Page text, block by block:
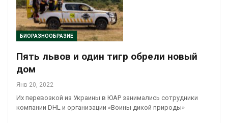
БИОРАЗНООБРАЗИЕ
Пять львов и один тигр обрели новый
дом
Янв 20, 2022
Их перевозкой из Украины в ЮАР занимались сотрудники
компании DHL и организации «Воины дикой природы»